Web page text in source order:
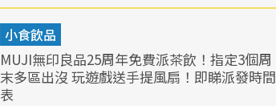
小食飲品
MUJI無印良品25周年免費派茶飲！指定3個周
末多區出沒 玩遊戲送手提風扇！即睇派發時間
表